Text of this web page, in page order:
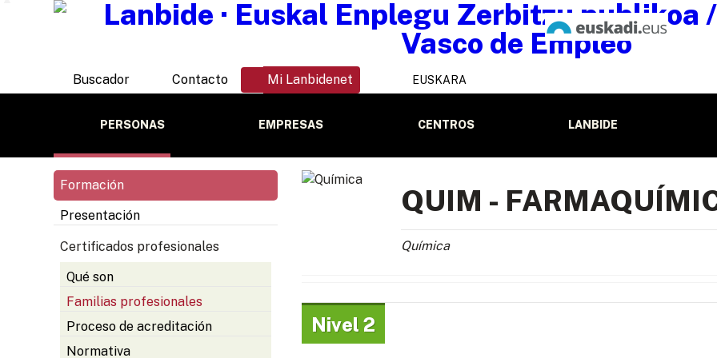
Buscador Contacto Mi Lanbidenet EUSKARA
PERSONAS EMPRESAS CENTROS LANBIDE
Formación
Presentación
Certificados profesionales
Qué son
Familias profesionales
Proceso de acreditación
Normativa
QUIM -
Química
Nivel 2